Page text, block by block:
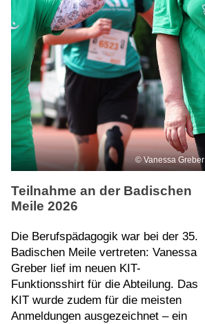
Vanessa Greber
Teilnahme an der Badischen
Meile 2026
Die Berufspädagogik war bei der 35.
Badischen Meile vertreten: Vanessa
Greber lief im neuen KIT-
Funktionsshirt für die Abteilung. Das
KIT wurde zudem für die meisten
Anmeldungen ausgezeichnet – ein